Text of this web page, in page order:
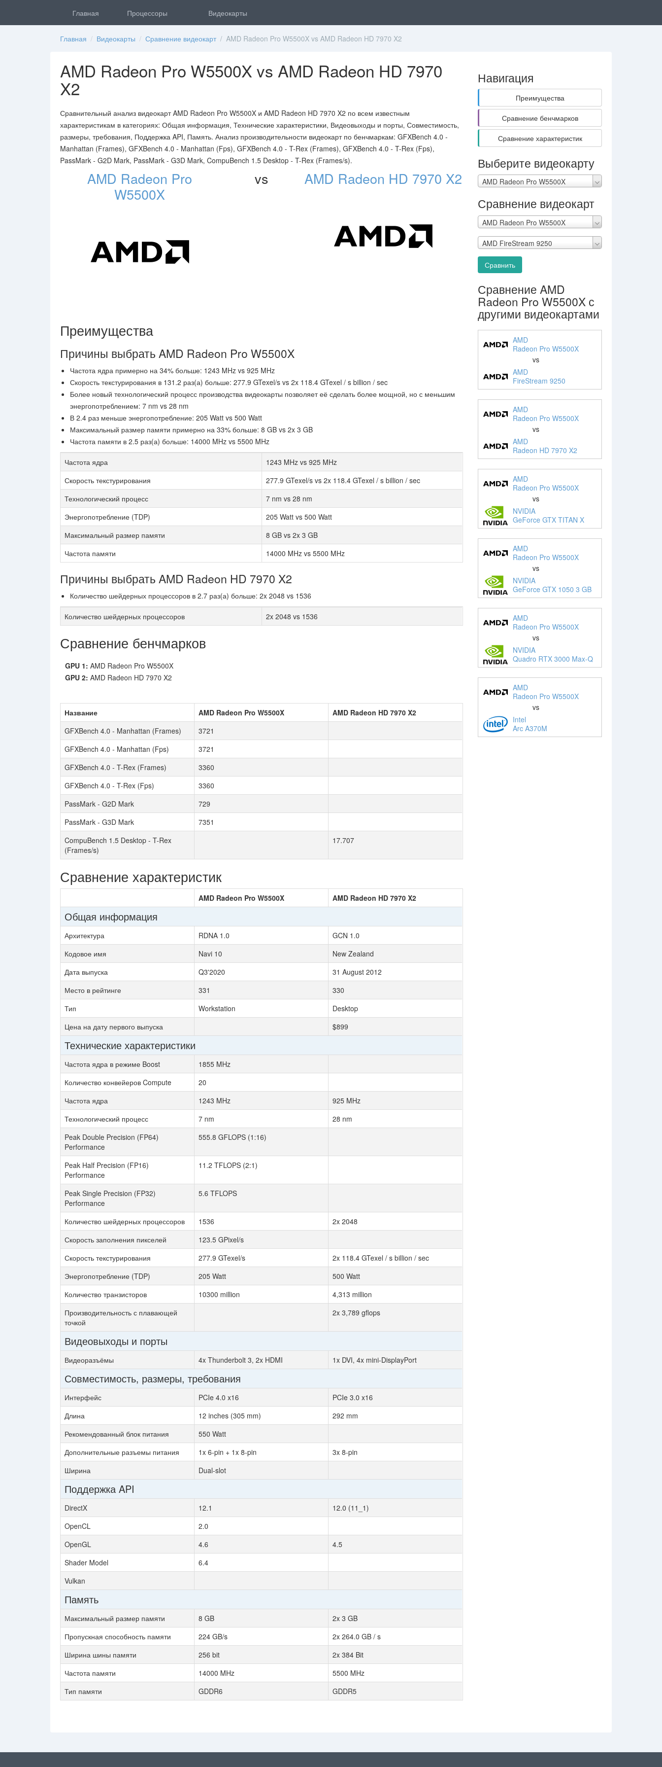
Главная Процессоры Видеокарты
Главная / Видеокарты / Сравнение видеокарт / AMD Radeon Pro W5500X vs AMD Radeon HD 7970 X2
AMD Radeon Pro W5500X vs AMD Radeon HD 7970
X2
Сравнительный анализ видеокарт AMD Radeon Pro W5500X и AMD Radeon HD 7970 X2 по всем известным
характеристикам в категориях: Общая информация, Технические характеристики, Видеовыходы и порты, Совместимость,
размеры, требования, Поддержка API, Память. Анализ производительности видеокарт по бенчмаркам: GFXBench 4.0 -
Manhattan (Frames), GFXBench 4.0 - Manhattan (Fps), GFXBench 4.0 - T-Rex (Frames), GFXBench 4.0 - T-Rex (Fps),
PassMark - G2D Mark, PassMark - G3D Mark, CompuBench 1.5 Desktop - T-Rex (Frames/s).
AMD Radeon Pro
W5500X
vs AMD Radeon HD 7970 X2
Преимущества
Причины выбрать AMD Radeon Pro W5500X
Частота ядра примерно на 34% больше: 1243 MHz vs 925 MHz
Скорость текстурирования в 131.2 раз(а) больше: 277.9 GTexel/s vs 2x 118.4 GTexel / s billion / sec
Более новый технологический процесс производства видеокарты позволяет её сделать более мощной, но с меньшим
энергопотреблением: 7 nm vs 28 nm
В 2.4 раз меньше энергопотребление: 205 Watt vs 500 Watt
Максимальный размер памяти примерно на 33% больше: 8 GB vs 2x 3 GB
Частота памяти в 2.5 раз(а) больше: 14000 MHz vs 5500 MHz
Частота ядра
1243 MHz vs 925 MHz
Скорость текстурирования
277.9 GTexel/s vs 2x 118.4 GTexel / s billion / sec
Технологический процесс
7 nm vs 28 nm
Энергопотребление (TDP)
205 Watt vs 500 Watt
Максимальный размер памяти
8 GB vs 2x 3 GB
Частота памяти
14000 MHz vs 5500 MHz
Причины выбрать AMD Radeon HD 7970 X2
Количество шейдерных процессоров в 2.7 раз(а) больше: 2x 2048 vs 1536
Количество шейдерных процессоров 2x 2048 vs 1536
Сравнение бенчмарков
GPU 1: AMD Radeon Pro W5500X
GPU 2: AMD Radeon HD 7970 X2
Название AMD Radeon Pro W5500X
AMD Radeon HD 7970 X2
GFXBench 4.0 - Manhattan (Frames)
3721
GFXBench 4.0 - Manhattan (Fps)
3721
GFXBench 4.0 - T-Rex (Frames)
3360
GFXBench 4.0 - T-Rex (Fps)
3360
PassMark - G2D Mark
729
PassMark - G3D Mark
7351
CompuBench 1.5 Desktop - T-Rex
(Frames/s)
17.707
Сравнение характеристик
AMD Radeon Pro W5500X AMD Radeon HD 7970 X2
Общая информация
Архитектура RDNA 1.0
GCN 1.0
Кодовое имя
Navi 10
New Zealand
Дата выпуска
Q3'2020
31 August 2012
Место в рейтинге
331
330
Тип
Workstation
Desktop
Цена на дату первого выпуска
$899
Технические характеристики
Частота ядра в режиме Boost
1855 MHz
Количество конвейеров Compute
20
Частота ядра
1243 MHz
925 MHz
Технологический процесс
7 nm
28 nm
Peak Double Precision (FP64)
Performance
555.8 GFLOPS (1:16)
Peak Half Precision (FP16)
Performance
11.2 TFLOPS (2:1)
Peak Single Precision (FP32)
Performance
5.6 TFLOPS
Количество шейдерных процессоров 1536
2x 2048
Скорость заполнения пикселей
123.5 GPixel/s
Скорость текстурирования
277.9 GTexel/s
2x 118.4 GTexel / s billion / sec
Энергопотребление (TDP)
205 Watt
500 Watt
Количество транзисторов
10300 million
4,313 million
Производительность с плавающей
точкой
2x 3,789 gflops
Видеовыходы и порты
Видеоразъёмы 4x Thunderbolt 3, 2x HDMI 1x DVI, 4x mini-DisplayPort
Совместимость, размеры, требования
Интерфейс PCIe 4.0 x16
PCIe 3.0 x16
Длина
12 inches (305 mm)
292 mm
Рекомендованный блок питания
550 Watt
Дополнительные разъемы питания
1x 6-pin + 1x 8-pin
3x 8-pin
Ширина
Dual-slot
Поддержка API
DirectX 12.1
12.0 (11_1)
OpenCL
2.0
OpenGL
4.6
4.5
Shader Model
6.4
Vulkan
Память
Максимальный размер памяти 8 GB
2x 3 GB
Пропускная способность памяти
224 GB/s
2x 264.0 GB / s
Ширина шины памяти
256 bit
2x 384 Bit
Частота памяти
14000 MHz
5500 MHz
Тип памяти
GDDR6 GDDR5
Навигация
Преимущества
Сравнение бенчмарков
Сравнение характеристик
Выберите видеокарту
AMD Radeon Pro W5500X
Сравнение видеокарт
AMD Radeon Pro W5500X
AMD FireStream 9250
Сравнить
Сравнение AMD
Radeon Pro W5500X с
другими видеокартами
AMD
Radeon Pro W5500X
vs
AMD
FireStream 9250
AMD
Radeon Pro W5500X
vs
AMD
Radeon HD 7970 X2
AMD
Radeon Pro W5500X
vs
NVIDIA
GeForce GTX TITAN X
AMD
Radeon Pro W5500X
vs
NVIDIA
GeForce GTX 1050 3 GB
AMD
Radeon Pro W5500X
vs
NVIDIA
Quadro RTX 3000 Max-Q
AMD
Radeon Pro W5500X
vs
Intel
Arc A370M